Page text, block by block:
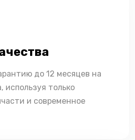
до 12 месяцев на
используя только
и современное